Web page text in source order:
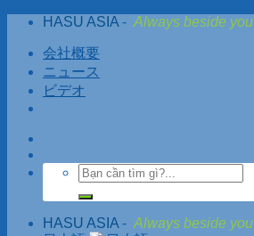
Skip
content
HASU ASIA - Always beside you
会社概要
ニュース
ビデオ
HASU ASIA - Always beside you